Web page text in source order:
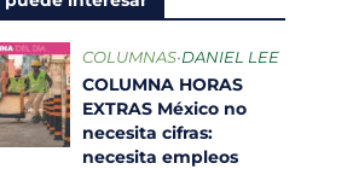
COLUMNAS•DANIEL LEE
COLUMNA HORAS
EXTRAS México no
necesita cifras:
necesita empleos